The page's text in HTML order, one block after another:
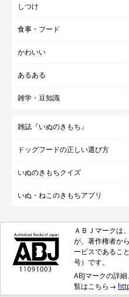
しつけ
食事・フード
かわいい
あるある
雑学・豆知識
雑誌『いぬのきもち』
ドッグフードの正しい選び方
いぬのきもちクイズ
いぬ・ねこのきもちアプリ
ＡＢＪマークは
が、著作権者か
ービスであるこ
号）です。
ABJマークの詳
覧はこちら→